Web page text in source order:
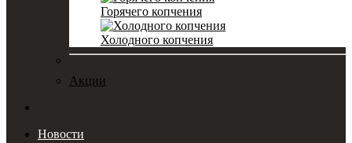
Горячего копчения
Холодного копчения
Акции
Новости